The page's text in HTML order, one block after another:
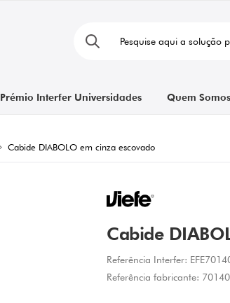
Prémio Interfer Universidades Quem Somos
Cabide DIABOLO em cinza escovado
Cabide
Referência Interfer:
Referência fabricante: